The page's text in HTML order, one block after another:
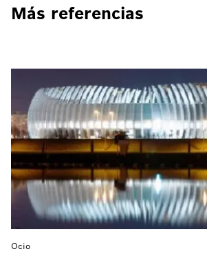
Más referencias
Ocio